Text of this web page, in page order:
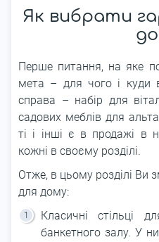
Як вибрати
Перше питання, на яке
мета – для чого і куди
справа – набір для
садових меблів для
ті і інші є в продажі в
кожні в своєму розділі.
Отже, в цьому розділі Ви
для дому:
Класичні стільці
банкетного залу. У